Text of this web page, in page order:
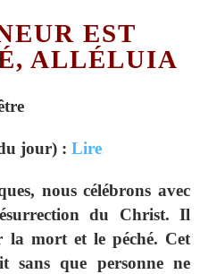
EST
ALLÉLUIA
jour) : Lire
nous célébrons avec
du Christ. Il
la mort et le péché. Cet
sans que personne ne